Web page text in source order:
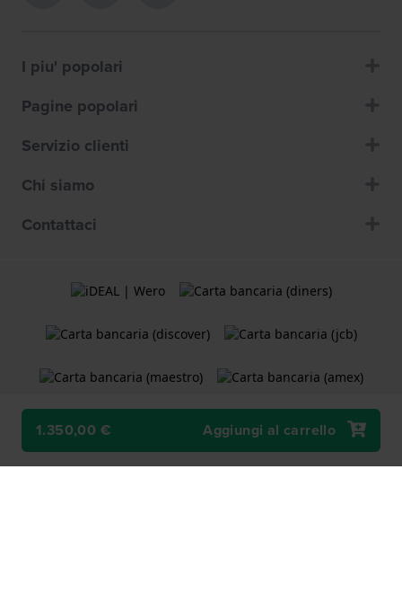
1.350,00 € Aggiungi al carrello
I piu' popolari
Pagine popolari
Servizio clienti
Chi siamo
Contattaci